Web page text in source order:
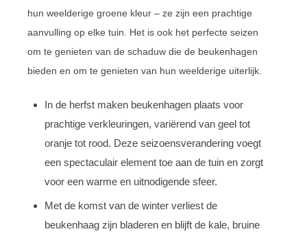
hun weelderige groene kleur – ze zijn een prachtige
aanvulling op elke tuin. Het is ook het perfecte seizen
om te genieten van de schaduw die de beukenhagen
bieden en om te genieten van hun weelderige uiterlijk.
In de herfst maken beukenhagen plaats voor
prachtige verkleuringen, variërend van geel tot
oranje tot rood. Deze seizoensverandering voegt
een spectaculair element toe aan de tuin en zorgt
voor een warme en uitnodigende sfeer.
Met de komst van de winter verliest de
beukenhaag zijn bladeren en blijft de kale, bruine